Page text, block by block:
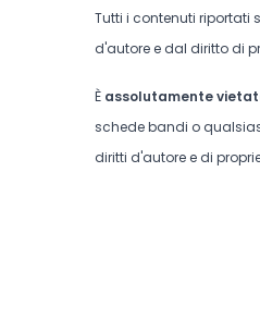
Tutti i contenuti riportati
d'autore e dal diritto di
È assolutamente
schede bandi o
diritti d'autore e di